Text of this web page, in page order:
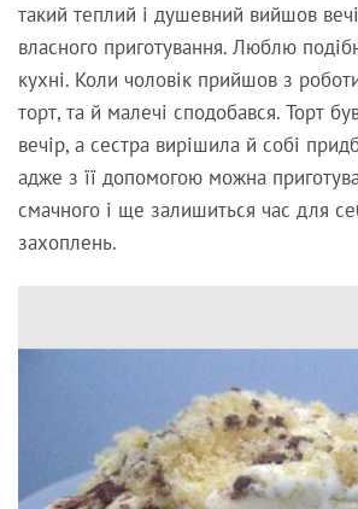
такий теплий і душевний вийшов
власного приготування. Люблю
кухні. Коли чоловік прийшов з
торт, та й малечі сподобався. Торт
вечір, а сестра вирішила й собі
адже з її допомогою можна
смачного і ще залишиться час для
захоплень.